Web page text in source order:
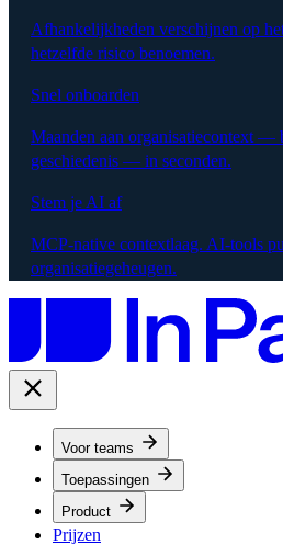
Afhankelijkheden verschijnen op
hetzelfde risico benoemen.
Snel onboarden
Maanden aan organisatiecontext —
geschiedenis — in seconden.
Stem je AI af
MCP-native contextlaag. AI-tools
organisatiegeheugen.
Voor teams
Toepassingen
Product
Prijzen